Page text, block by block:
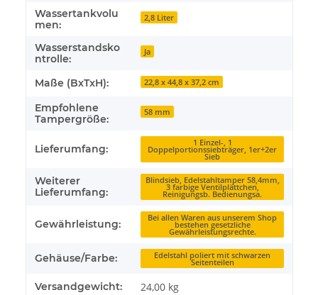
Wassertankvolu
men:
2,8 Liter
Wasserstandsko
ntrolle:
Ja
Maße (BxTxH): 22,8 x 44,8 x 37,2 cm
Empfohlene
Tampergröße:
58 mm
Lieferumfang:
1 Einzel-, 1
Doppelportionssiebträger, 1er+2er
Sieb
Weiterer
Lieferumfang:
Blindsieb, Edelstahltamper 58,4mm,
3 farbige Ventilplättchen,
Reinigungsb. Bedienungsa.
Gewährleistung:
Bei allen Waren aus unserem Shop
bestehen gesetzliche
Gewährleistungsrechte.
Gehäuse/Farbe: Edelstahl poliert mit schwarzen
Seitenteilen
Versandgewicht: 24,00 kg